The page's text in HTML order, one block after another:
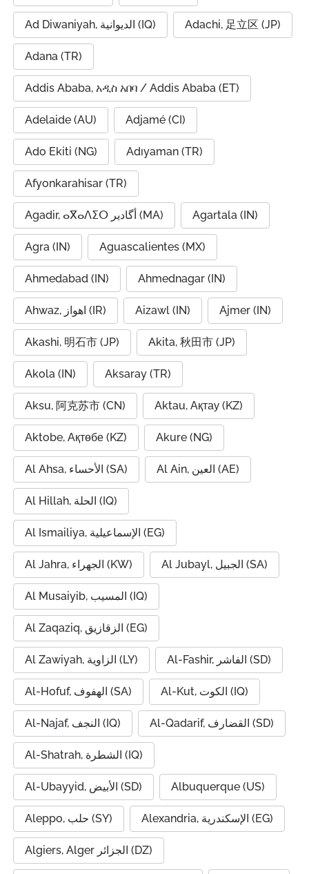
Ad Diwaniyah, الديوانية (IQ) Adachi, 足立区 (JP)
Adana (TR)
Addis Ababa, አዲስ አበባ / Addis Ababa (ET)
Adelaide (AU) Adjamé (CI)
Ado Ekiti (NG) Adıyaman (TR)
Afyonkarahisar (TR)
Agadir, ⴰⴳⴰⴷⵉⵔ أگادیر (MA) Agartala (IN)
Agra (IN) Aguascalientes (MX)
Ahmedabad (IN) Ahmednagar (IN)
Ahwaz, اهواز (IR) Aizawl (IN) Ajmer (IN)
Akashi, 明石市 (JP) Akita, 秋田市 (JP)
Akola (IN) Aksaray (TR)
Aksu, 阿克苏市 (CN) Aktau, Ақтау (KZ)
Aktobe, Ақтөбе (KZ) Akure (NG)
Al Ahsa, الأحساء (SA) Al Ain, العين (AE)
Al Hillah, الحلة (IQ)
Al Ismailiya, الإسماعيلية (EG)
Al Jahra, الجهراء (KW) Al Jubayl, الجبيل (SA)
Al Musaiyib, المسيب (IQ)
Al Zaqaziq, الزقازيق (EG)
Al Zawiyah, الزاوية (LY) Al-Fashir, الفاشر (SD)
Al-Hofuf, الهفوف (SA) Al-Kut, الكوت (IQ)
Al-Najaf, النجف (IQ) Al-Qadarif, القضارف (SD)
Al-Shatrah, الشطرة (IQ)
Al-Ubayyid, الأبيض (SD) Albuquerque (US)
Aleppo, حلب (SY) Alexandria, الإسكندرية (EG)
Algiers, Alger الجزائر (DZ)